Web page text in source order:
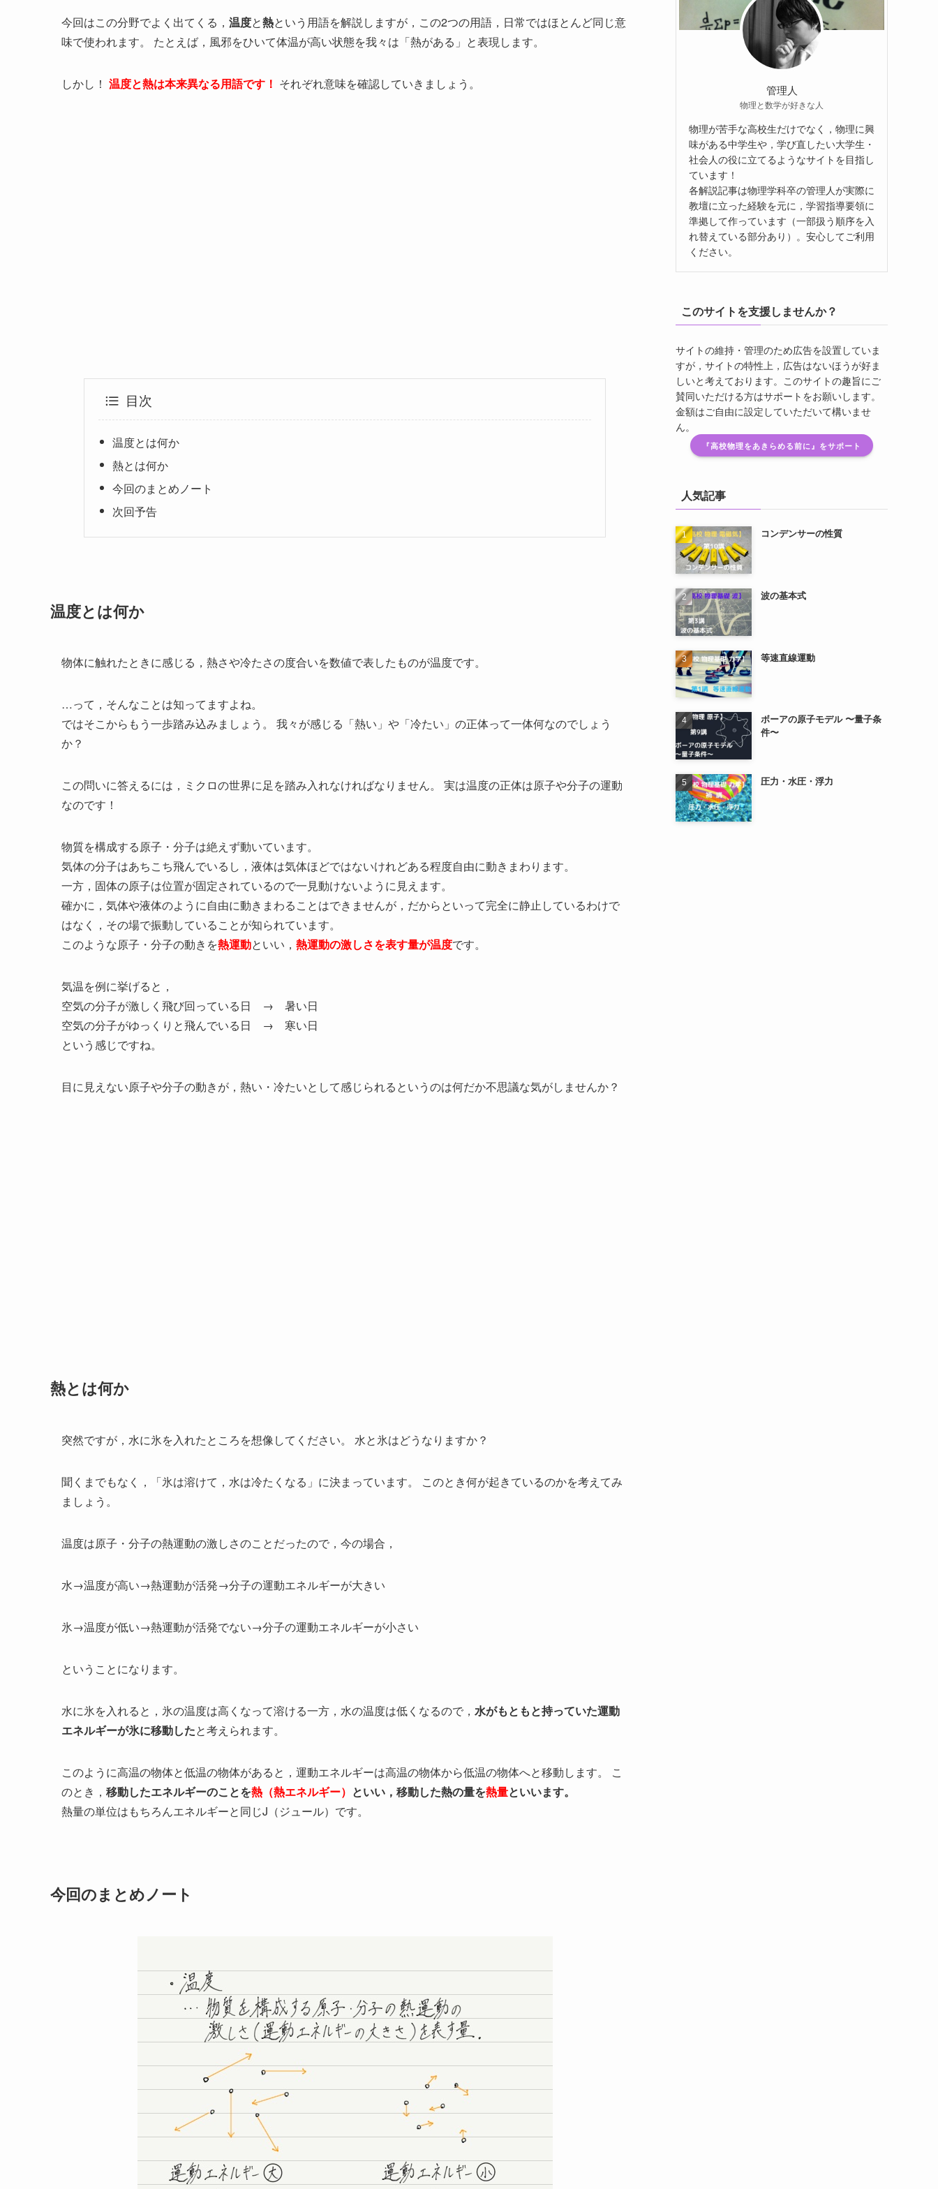
今回はこの分野でよく出てくる， 温度と熱という用語を解説しますが，この2つの用語，日常ではほとんど同じ意
味で使われます。 たとえば，風邪をひいて体温が高い状態を我々は「熱がある」と表現します。
しかし！ 温度と熱は本来異なる用語です！ それぞれ意味を確認していきましょう。
目次
温度とは何か
熱とは何か
今回のまとめノート
次回予告
温度とは何か
物体に触れたときに感じる，熱さや冷たさの度合いを数値で表したものが温度です。
…って，そんなことは知ってますよね。
ではそこからもう一歩踏み込みましょう。 我々が感じる「熱い」や「冷たい」の正体って一体何なのでしょう
か？
この問いに答えるには，ミクロの世界に足を踏み入れなければなりません。 実は温度の正体は原子や分子の運動
なのです！
物質を構成する原子・分子は絶えず動いています。
気体の分子はあちこち飛んでいるし，液体は気体ほどではないけれどある程度自由に動きまわります。
一方，固体の原子は位置が固定されているので一見動けないように見えます。
確かに，気体や液体のように自由に動きまわることはできませんが，だからといって完全に静止しているわけで
はなく，その場で振動していることが知られています。
このような原子・分子の動きを熱運動といい， 熱運動の激しさを表す量が温度です。
気温を例に挙げると，
空気の分子が激しく飛び回っている日 → 暑い日
空気の分子がゆっくりと飛んでいる日 → 寒い日
という感じですね。
目に見えない原子や分子の動きが，熱い・冷たいとして感じられるというのは何だか不思議な気がしませんか？
熱とは何か
突然ですが，水に氷を入れたところを想像してください。 水と氷はどうなりますか？
聞くまでもなく，「氷は溶けて，水は冷たくなる」に決まっています。 このとき何が起きているのかを考えてみ
ましょう。
温度は原子・分子の熱運動の激しさのことだったので，今の場合，
水→温度が高い→熱運動が活発→分子の運動エネルギーが大きい
氷→温度が低い→熱運動が活発でない→分子の運動エネルギーが小さい
ということになります。
水に氷を入れると，氷の温度は高くなって溶ける一方，水の温度は低くなるので， 水がもともと持っていた運動
エネルギーが氷に移動したと考えられます。
このように高温の物体と低温の物体があると，運動エネルギーは高温の物体から低温の物体へと移動します。 こ
のとき， 移動したエネルギーのことを熱（熱エネルギー） といい，移動した熱の量を熱量といいます。
熱量の単位はもちろんエネルギーと同じJ（ジュール）です。
今回のまとめノート
管理人
物理と数学が好きな人
物理が苦手な高校生だけでなく，物理に興
味がある中学生や，学び直したい大学生・
社会人の役に立てるようなサイトを目指し
ています！
各解説記事は物理学科卒の管理人が実際に
教壇に立った経験を元に，学習指導要領に
準拠して作っています（一部扱う順序を入
れ替えている部分あり）。安心してご利用
ください。
このサイトを支援しませんか？
サイトの維持・管理のため広告を設置していま
すが，サイトの特性上，広告はないほうが好ま
しいと考えております。このサイトの趣旨にご
賛同いただける方はサポートをお願いします。
金額はご自由に設定していただいて構いませ
ん。
『高校物理をあきらめる前に』をサポート
人気記事
コンデンサーの性質
波の基本式
等速直線運動
ボーアの原子モデル 〜量子条
件〜
圧力・水圧・浮力